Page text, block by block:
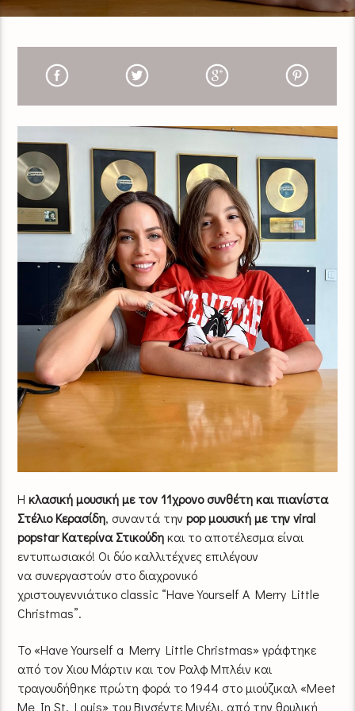
Ηκλασική μουσική με τον 11χρονο συνθέτη και πιανίστα
Στέλιο Κερασίδη, συναντά τηνpop μουσική με την viral
popstar Κατερίνα Στικούδηκαι το αποτέλεσμα είναι
εντυπωσιακό! Οι δύο καλλιτέχνες επιλέγουν
να συνεργαστούν στο διαχρονικό
χριστουγεννιάτικο classic “Have Yourself A Merry Little
Christmas”.
Το «Have Yourself a Merry Little Christmas» γράφτηκε
από τον Χιου Μάρτιν και τον Ραλφ Μπλέιν και
τραγουδήθηκε πρώτη φορά το 1944 στο μιούζικαλ «Meet
Me In St. Louis» του Βινσέντε Μινέλι, από την θρυλική